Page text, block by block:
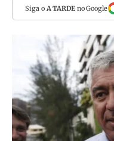
Siga o A TARDEno Google